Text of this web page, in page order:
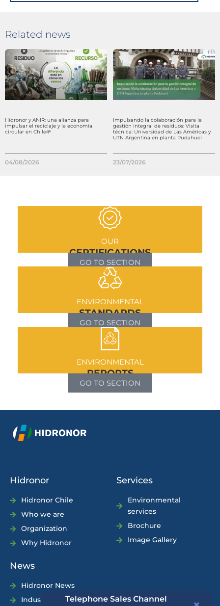
Telephone Sales Channel
Related news
Hidronor y ANIR: una alianza para
impulsar el reciclaje y la economía
circular en Chile🌱
04/08/2026
Impulsando la colaboración para la
gestión integral de residuos: Visita
técnica: Universidad de Las Américas y
UTN Argentina en planta Pudahuel
23/07/2026
OUR
CERTIFICATIONS
GO TO SECTION
ENVIRONMENTAL
STANDARDS
GO TO SECTION
ENVIRONMENTAL
REPORTS
GO TO SECTION
Hidronor
Hidronor Chile
Who we are
Organization
Why Hidronor
Services
Environmental
services
Brochure
Image Gallery
News
Hidronor News
Industry News